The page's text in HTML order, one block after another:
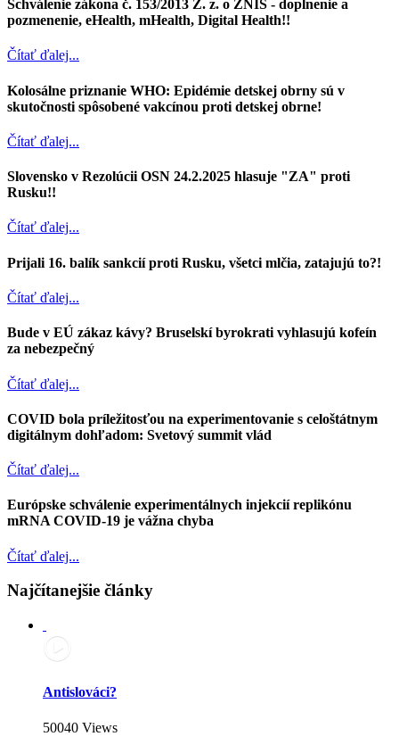
Schválenie zákona č. 153/2013 Z. z. o ZNIS - doplnenie a
pozmenenie, eHealth, mHealth, Digital Health!!
Čítať ďalej...
Kolosálne priznanie WHO: Epidémie detskej obrny sú v
skutočnosti spôsobené vakcínou proti detskej obrne!
Čítať ďalej...
Slovensko v Rezolúcii OSN 24.2.2025 hlasuje "ZA" proti
Rusku!!
Čítať ďalej...
Prijali 16. balík sankcií proti Rusku, všetci mlčia, zatajujú to?!
Čítať ďalej...
Bude v EÚ zákaz kávy? Bruselskí byrokrati vyhlasujú kofeín
za nebezpečný
Čítať ďalej...
COVID bola príležitosťou na experimentovanie s celoštátnym
digitálnym dohľadom: Svetový summit vlád
Čítať ďalej...
Európske schválenie experimentálnych injekcií replikónu
mRNA COVID-19 je vážna chyba
Čítať ďalej...
Najčítanejšie články
Antislováci?
50040 Views